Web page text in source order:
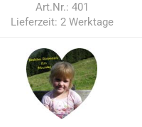
Art.Nr.: 401
Lieferzeit: 2 Werktage